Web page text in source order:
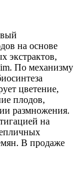
на основе
экстрактов,
По механизму
цветение,
плодов,
размножения.
на
В продаже